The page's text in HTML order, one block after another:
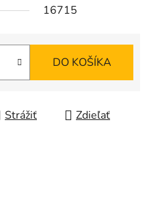
16715
DO KOŠÍKA
Strážiť Zdieľať